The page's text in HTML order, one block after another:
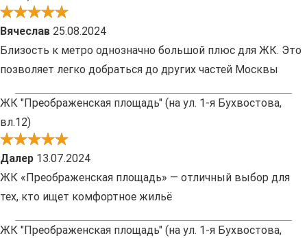
Вячеслав 25.08.2024
Близость к метро однозначно большой плюс для ЖК. Это
позволяет легко добраться до других частей Москвы
ЖК "Преображенская площадь" (на ул. 1-я Бухвостова,
вл.12)
Далер 13.07.2024
ЖК «Преображенская площадь» — отличный выбор для
тех, кто ищет комфортное жильё
ЖК "Преображенская площадь" (на ул. 1-я Бухвостова,